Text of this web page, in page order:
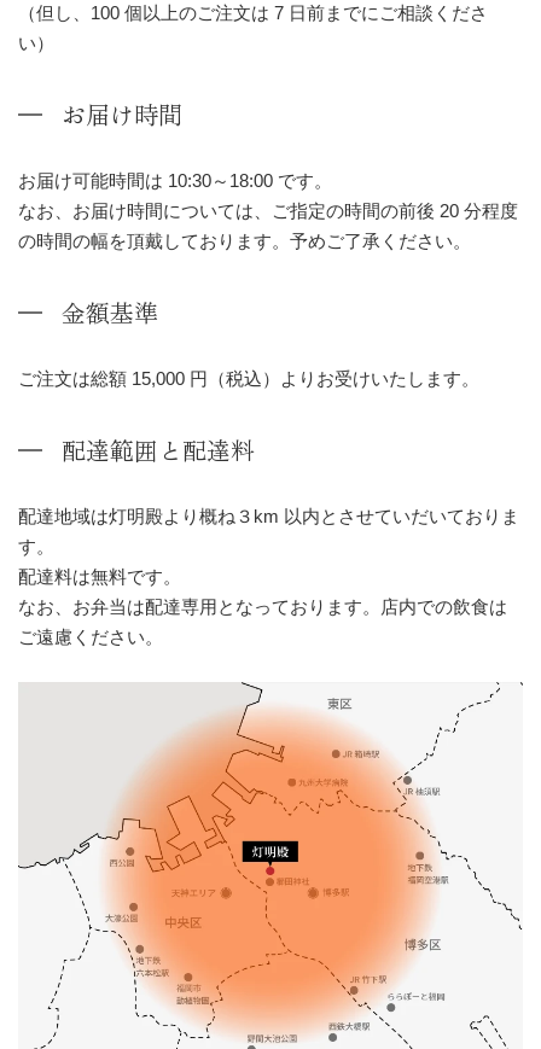
（但し、100 個以上のご注文は 7 日前までにご相談くださ
い）
お届け時間
お届け可能時間は 10:30～18:00 です。
なお、お届け時間については、ご指定の時間の前後 20 分程度
の時間の幅を頂戴しております。予めご了承ください。
金額基準
ご注文は総額 15,000 円（税込）よりお受けいたします。
配達範囲と配達料
配達地域は灯明殿より概ね３km 以内とさせていだいておりま
す。
配達料は無料です。
なお、お弁当は配達専用となっております。店内での飲食は
ご遠慮ください。